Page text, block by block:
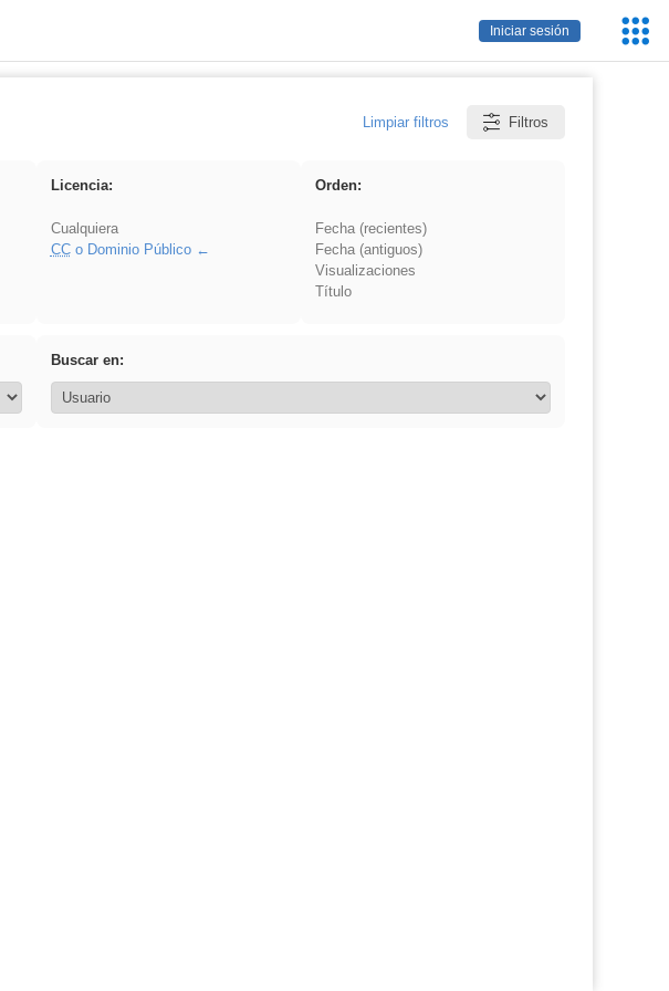
Iniciar sesión
Limpiar filtros Filtros
Licencia:
Cualquiera
CCo Dominio Público
Orden:
Fecha (recientes)
Fecha (antiguos)
Visualizaciones
Título
Buscar en: